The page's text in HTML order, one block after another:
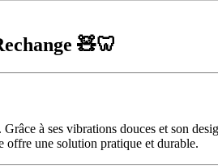
🧸🦷
à ses vibrations douces et son
offre une solution pratique et durable.